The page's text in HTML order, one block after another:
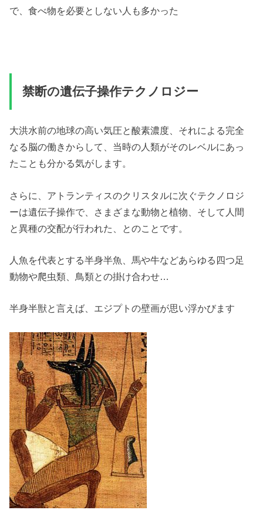
で、食べ物を必要としない人も多かった
禁断の遺伝子操作テクノロジー
大洪水前の地球の高い気圧と酸素濃度、それによる完全
なる脳の働きからして、当時の人類がそのレベルにあっ
たことも分かる気がします。
さらに、アトランティスのクリスタルに次ぐテクノロジ
ーは遺伝子操作で、さまざまな動物と植物、そして人間
と異種の交配が行われた、とのことです。
人魚を代表とする半身半魚、馬や牛などあらゆる四つ足
動物や爬虫類、鳥類との掛け合わせ…
半身半獣と言えば、エジプトの壁画が思い浮かびます